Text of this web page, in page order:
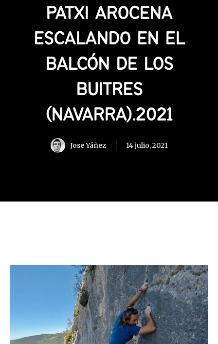
PATXI AROCENA
ESCALANDO EN EL
BALCÓN DE LOS
BUITRES
(NAVARRA).2021
Jose Yáñez 14 julio, 2021